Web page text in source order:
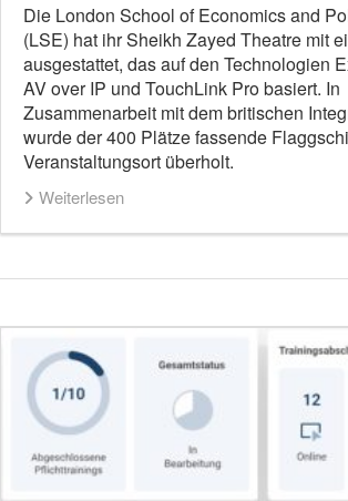
Die London School of Economics and
(LSE) hat ihr Sheikh Zayed Theatre mit
ausgestattet, das auf den Technologien
AV over IP und TouchLink Pro basiert. In
Zusammenarbeit mit dem britischen
wurde der 400 Plätze fassende
Veranstaltungsort überholt.
Weiterlesen